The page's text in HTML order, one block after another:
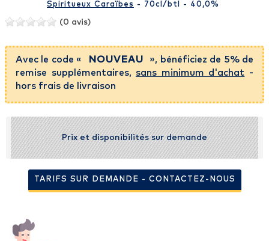
Spiritueux Caraïbes - 70cl /btl - 40,0%
(0 avis)
Avec le code « NOUVEAU
», bénéficiez de 5% de
remise supplémentaires,sans minimum d'achat -
hors frais de livraison
Prix et disponibilités sur demande
TARIFS SUR DEMANDE - CONTACTEZ-NOUS